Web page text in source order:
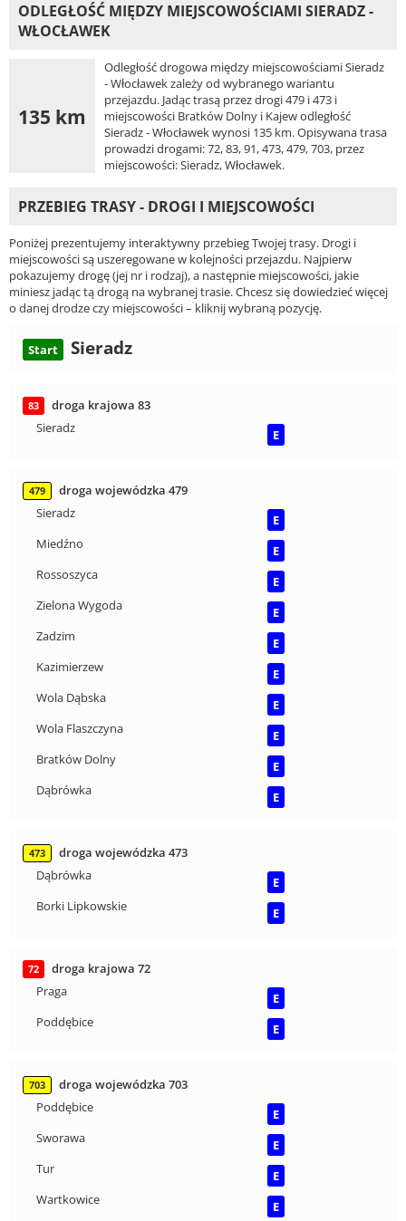
ODLEGŁOŚĆ MIĘDZY MIEJSCOWOŚCIAMI SIERADZ -
WŁOCŁAWEK
135 km
Odległość drogowa między miejscowościami Sieradz
- Włocławek zależy od wybranego wariantu
przejazdu. Jadąc trasą przez drogi 479 i 473 i
miejscowości Bratków Dolny i Kajew odległość
Sieradz - Włocławek wynosi 135 km. Opisywana trasa
prowadzi drogami: 72, 83, 91, 473, 479, 703, przez
miejscowości: Sieradz, Włocławek.
PRZEBIEG TRASY - DROGI I MIEJSCOWOŚCI
Poniżej prezentujemy interaktywny przebieg Twojej trasy. Drogi i
miejscowości są uszeregowane w kolejności przejazdu. Najpierw
pokazujemy drogę (jej nr i rodzaj), a następnie miejscowości, jakie
miniesz jadąc tą drogą na wybranej trasie. Chcesz się dowiedzieć więcej
o danej drodze czy miejscowości – kliknij wybraną pozycję.
Start Sieradz
83
droga krajowa 83
Sieradz
E
479
droga wojewódzka 479
Sieradz
E
Miedźno
E
Rossoszyca
E
Zielona Wygoda
E
Zadzim
E
Kazimierzew
E
Wola Dąbska
E
Wola Flaszczyna
E
Bratków Dolny
E
Dąbrówka
E
473
droga wojewódzka 473
Dąbrówka
E
Borki Lipkowskie
E
72
droga krajowa 72
Praga
E
Poddębice
E
703
droga wojewódzka 703
Poddębice
E
Sworawa
E
Tur
E
Wartkowice
E